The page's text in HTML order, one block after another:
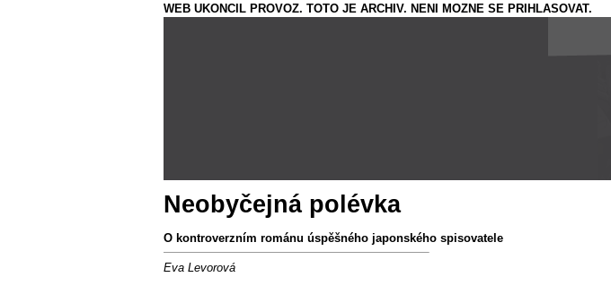
WEB UKONCIL PROVOZ. TOTO JE ARCHIV. NENI MOZNE SE PRIHLASOVAT.
Neobyčejná polévka
O kontroverzním románu úspěšného japonského spisovatele
Eva Levorová